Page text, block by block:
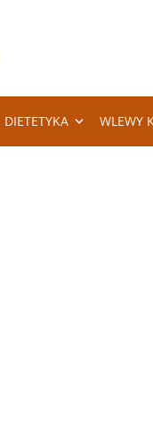
DIETETYKA WLEWY